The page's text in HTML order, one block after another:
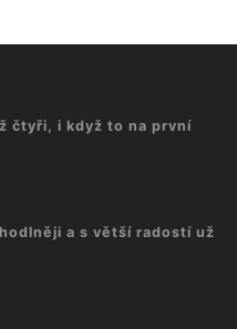
čtyři, i když to na první
a s větší radostí už